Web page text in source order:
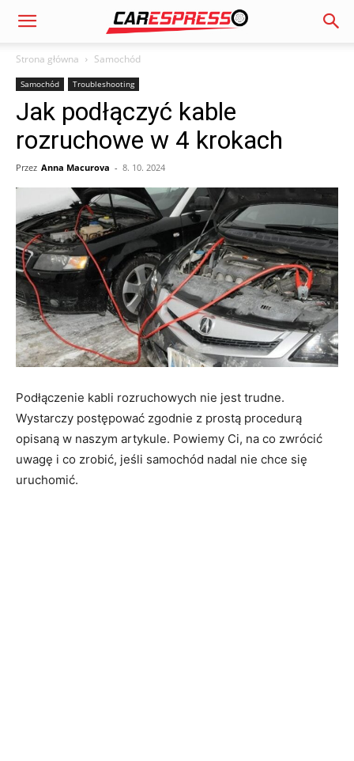
Strona główna Samochód
Samochód Troubleshooting
Jak podłączyć kable
rozruchowe w 4 krokach
Przez Anna Macurova - 8. 10. 2024
Podłączenie kabli rozruchowych nie jest trudne.
Wystarczy postępować zgodnie z prostą procedurą
opisaną w naszym artykule. Powiemy Ci, na co zwrócić
uwagę i co zrobić, jeśli samochód nadal nie chce się
uruchomić.